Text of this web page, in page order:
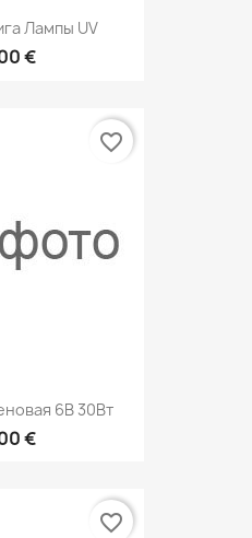
Лампы UV
€
6В 30Вт
€
favorite_border
favorite_border